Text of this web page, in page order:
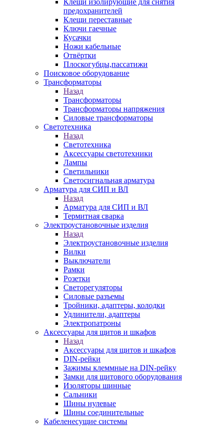
Клещи изолирующие для снятия
предохранителей
Клещи переставные
Ключи гаечные
Кусачки
Ножи кабельные
Отвёртки
Плоскогубцы,пассатижи
Поисковое оборудование
Трансформаторы
Назад
Трансформаторы
Трансформаторы напряжения
Силовые трансформаторы
Светотехника
Назад
Светотехника
Аксессуары светотехники
Лампы
Светильники
Светосигнальная арматура
Арматура для СИП и ВЛ
Назад
Арматура для СИП и ВЛ
Термитная сварка
Электроустановочные изделия
Назад
Электроустановочные изделия
Вилки
Выключатели
Рамки
Розетки
Светорегуляторы
Силовые разъемы
Тройники, адаптеры, колодки
Удлинители, адаптеры
Электропатроны
Аксессуары для щитов и шкафов
Назад
Аксессуары для щитов и шкафов
DIN-рейки
Зажимы клеммные на DIN-рейку
Замки для щитового оборудования
Изоляторы шинные
Сальники
Шины нулевые
Шины соединительные
Кабеленесущие системы